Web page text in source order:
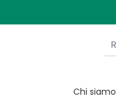
Chi siamo